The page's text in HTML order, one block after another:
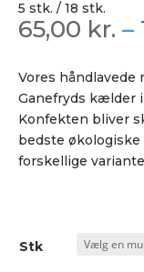
65,00 kr. –
Vores håndlavede
Ganefryds kælder
Konfekten bliver
bedste økologiske
forskellige
Stk